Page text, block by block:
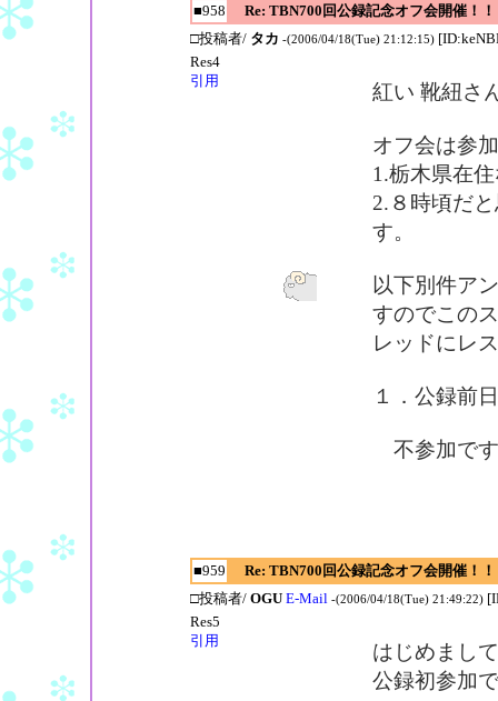
■958 Re: TBN700回公録記念オフ会開催！！
□投稿者/ タカ -(2006/04/18(Tue) 21:12:15)
Res4
引用
紅い 靴紐さ
オフ会は参
1.栃木県在
2.８時頃だ
す。
以下別件ア
すのでこのス
レッドにレ
１．公録前
不参加で
■959 Re: TBN700回公録記念オフ会開催！！
□投稿者/ OGU E-Mail -(2006/04/18(Tue) 21:49:22)
Res5
引用
はじめまし
公録初参加